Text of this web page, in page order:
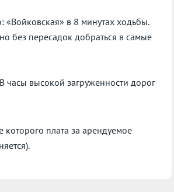
«Войковская» в 8 минутах ходьбы.
без пересадок добраться в самые
часы высокой загруженности дорог
плата за арендуемое